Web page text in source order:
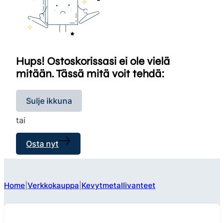
Hups! Ostoskorissasi ei ole vielä
mitään. Tässä mitä voit tehdä:
Sulje ikkuna
tai
Osta nyt
Home Verkkokauppa Kevytmetallivanteet